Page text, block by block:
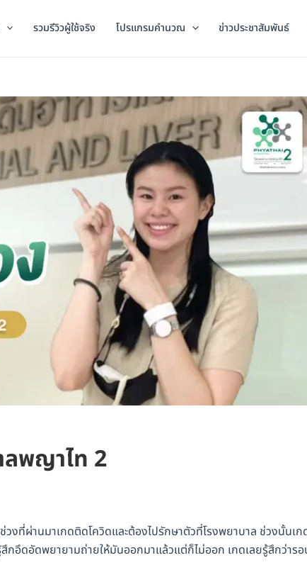
รวมรีวิวผู้ใช้จริง โปรแกรมคำนวณ ข่าวประชาสัมพันธ์
ลพญาไท 2
ที่ผ่านมาเกดติดโควิดและต้องไปรักษาตัวที่โรงพยาบาล ช่วงนั้นเก
กอึดอัดพยายามถ่ายให้มันออกมาแล้วแต่ก็ไม่ออก เกดเลยรู้สึกว่าร